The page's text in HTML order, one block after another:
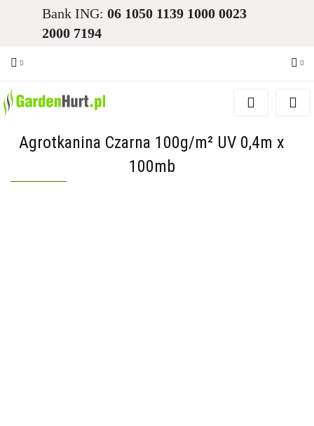
Bank ING: 06 1050 1139 1000 0023
2000 7194
Zaloguj się
Dodaj zgłoszenie
Agrotkanina Czarna 100g/m² UV 0,4m x
100mb